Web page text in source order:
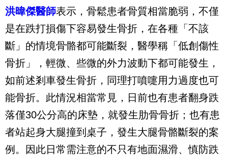
洪暐傑醫師表示，骨鬆患者骨質相當脆弱，不僅
是在跌打損傷下容易發生骨折，在各種「不該
斷」的情境骨骼都可能斷裂，醫學稱「低創傷性
骨折」，輕微、些微的外力波動下都可能發生，
如前述剎車發生骨折，同理打噴嚏用力過度也可
能骨折。此情況相當常見，日前也有患者翻身跌
落僅30公分高的床墊，就發生肋骨骨折；也有患
者站起身大腿撞到桌子，發生大腿骨骼斷裂的案
例。因此日常需注意的不只有地面濕滑、慎防跌